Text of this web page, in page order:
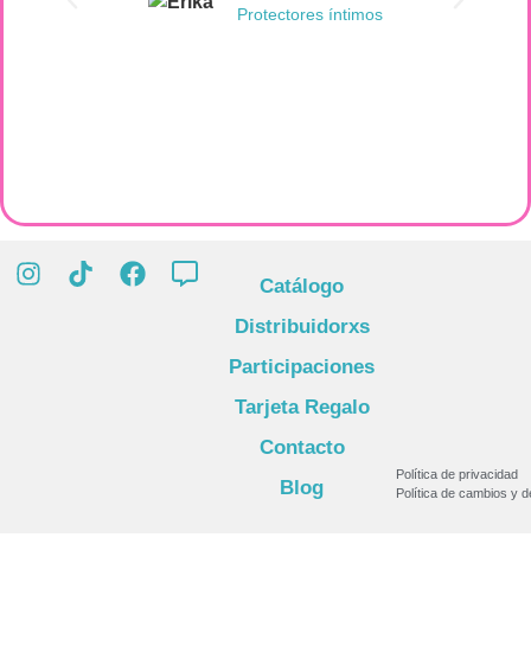
Protectores íntimos
Catálogo
Distribuidorxs
Participaciones
Tarjeta Regalo
Contacto
Blog
Política de privacidad
Política de cambios y